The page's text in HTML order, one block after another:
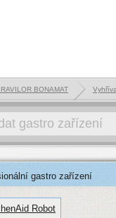
BONAMAT
gastro zařízení
Robot